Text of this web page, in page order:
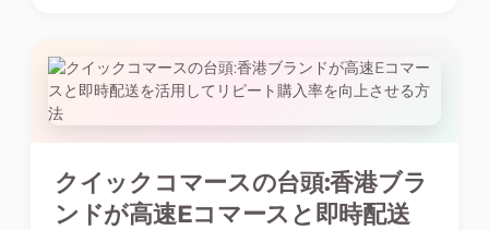
クイックコマースの台頭:香港ブラ
ンドが高速Eコマースと即時配送